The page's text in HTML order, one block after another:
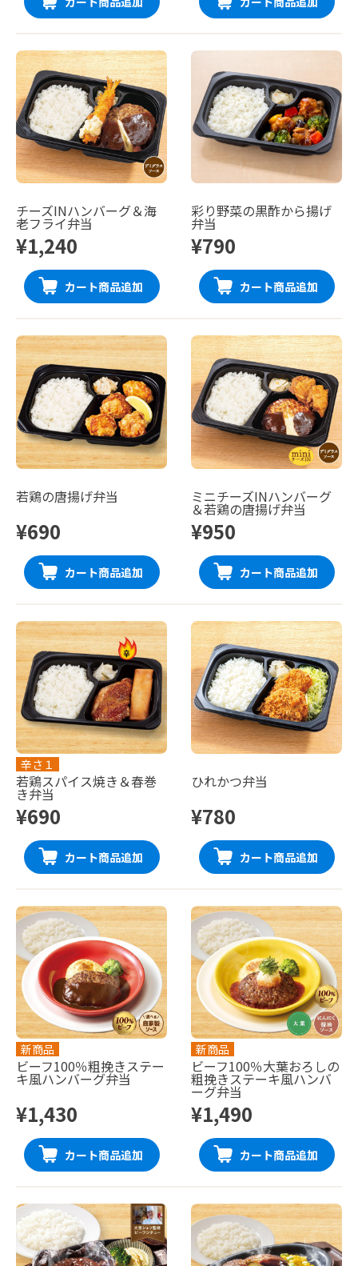
チーズINハンバーグ＆海
老フライ弁当
¥1,240
カート商品追加
彩り野菜の黒酢から揚げ
弁当
¥790
カート商品追加
若鶏の唐揚げ弁当
¥690
カート商品追加
ミニチーズINハンバーグ
＆若鶏の唐揚げ弁当
¥950
カート商品追加
辛さ１
若鶏スパイス焼き＆春巻
き弁当
¥690
カート商品追加
ひれかつ弁当
¥780
カート商品追加
新商品
ビーフ100％粗挽きステー
キ風ハンバーグ弁当
¥1,430
カート商品追加
新商品
ビーフ100％大葉おろしの
粗挽きステーキ風ハンバ
ーグ弁当
¥1,490
カート商品追加